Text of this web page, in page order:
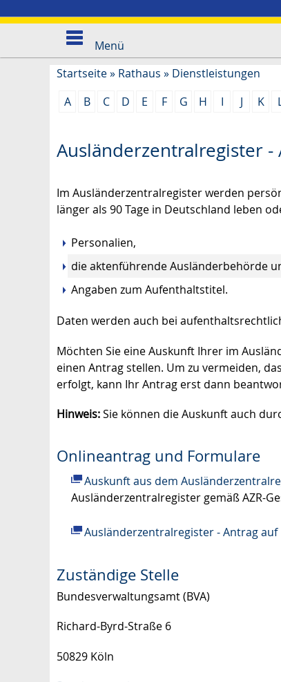
Menü
Startseite» Rathaus » Dienstleistungen
A
B C D E F G H I J K
Ausländerzentralregister
Im Ausländerzentralregister werden
länger als 90 Tage in Deutschland leben
Personalien,
die aktenführende Ausländerbehörde
Angaben zum Aufenthaltstitel.
Daten werden auch bei
Möchten Sie eine Auskunft Ihrer im
einen Antrag stellen. Um zu vermeiden,
erfolgt, kann Ihr Antrag erst dann
Hinweis:Sie können die Auskunft auch
Onlineantrag und Formulare
Auskunft aus dem
Ausländerzentralregister gemäß AZR-
Ausländerzentralregister - Antrag
Zuständige Stelle
Bundesverwaltungsamt (BVA)
Richard-Byrd-Straße 6
50829 Köln